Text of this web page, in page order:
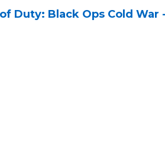
Duty: Black Ops Cold